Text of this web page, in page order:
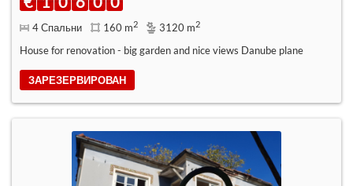
4 Спальни 160 m2 3120 m2
House for renovation - big garden and nice views Danube plane
ЗАРЕЗЕРВИРОВАН